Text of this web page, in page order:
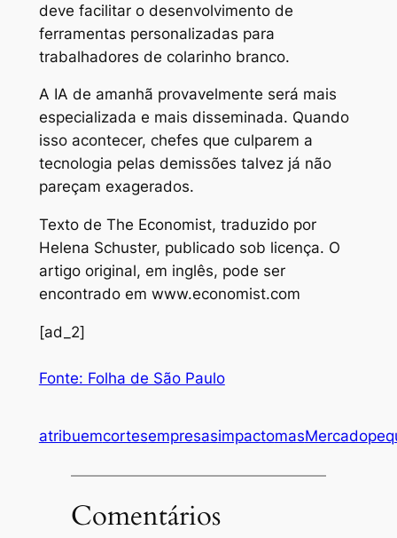
deve facilitar o desenvolvimento de
ferramentas personalizadas para
trabalhadores de colarinho branco.
A IA de amanhã provavelmente será mais
especializada e mais disseminada. Quando
isso acontecer, chefes que culparem a
tecnologia pelas demissões talvez já não
pareçam exagerados.
Texto de The Economist, traduzido por
Helena Schuster, publicado sob licença. O
artigo original, em inglês, pode ser
encontrado em www.economist.com
[ad_2]
Fonte: Folha de São Paulo
atribuemcortesempresasimpactomasMercado
Comentários